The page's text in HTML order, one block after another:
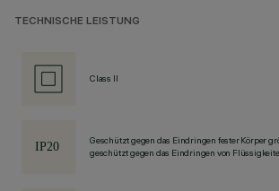
TECHNISCHE LEISTUNG
Class II
Geschützt gegen das Eindringen fester Körper
geschützt gegen das Eindringen von